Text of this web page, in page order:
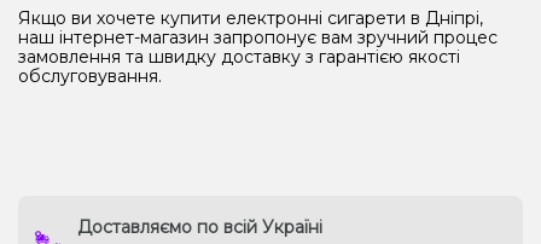
Якщо ви хочете купити електронні сигарети в Дніпрі,
наш інтернет-магазин запропонує вам зручний процес
замовлення та швидку доставку з гарантією якості
обслуговування.
Доставляємо по всій Україні